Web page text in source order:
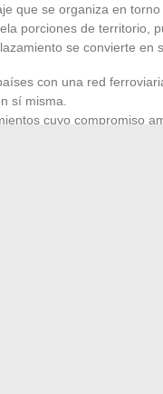
que se organiza en
porciones de territorio,
se convierte en
con una red
sí misma.
cuyo compromiso